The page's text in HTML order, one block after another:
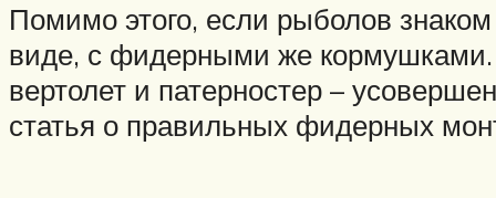
Помимо этого, если рыболов
виде, с фидерными же
вертолет и патерностер –
статья о правильных фидерных